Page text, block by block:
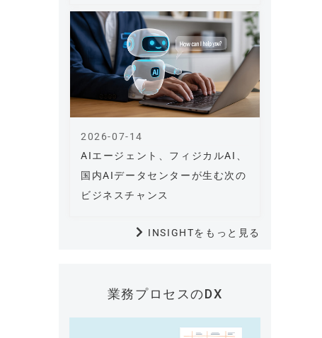
AIエージェント、フィジカルAI、
国内AIデータセンターが生む次の
ビジネスチャンス
2026-07-14
INSIGHTをもっと見る
業務プロセスのDX